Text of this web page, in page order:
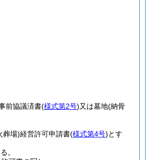
前協議済書(様式第2号)又は墓地(納骨
葬場)経営許可申請書(様式第4号)とす
。